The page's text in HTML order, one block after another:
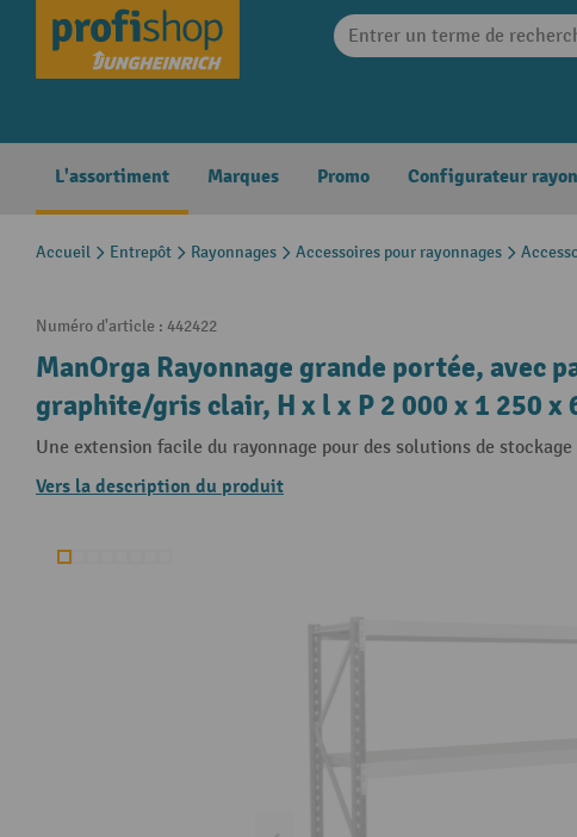
Skip to main navigation
L'assortiment Marques Promo Configurateur
Accueil Entrepôt Rayonnages Accessoires pour rayonnages
Numéro d'article : 442422
ManOrga Rayonnage grande portée, avec
graphite/gris clair, H x l x P 2 000 x 1 250 x
Une extension facile du rayonnage pour des solutions de
Vers la description du produit